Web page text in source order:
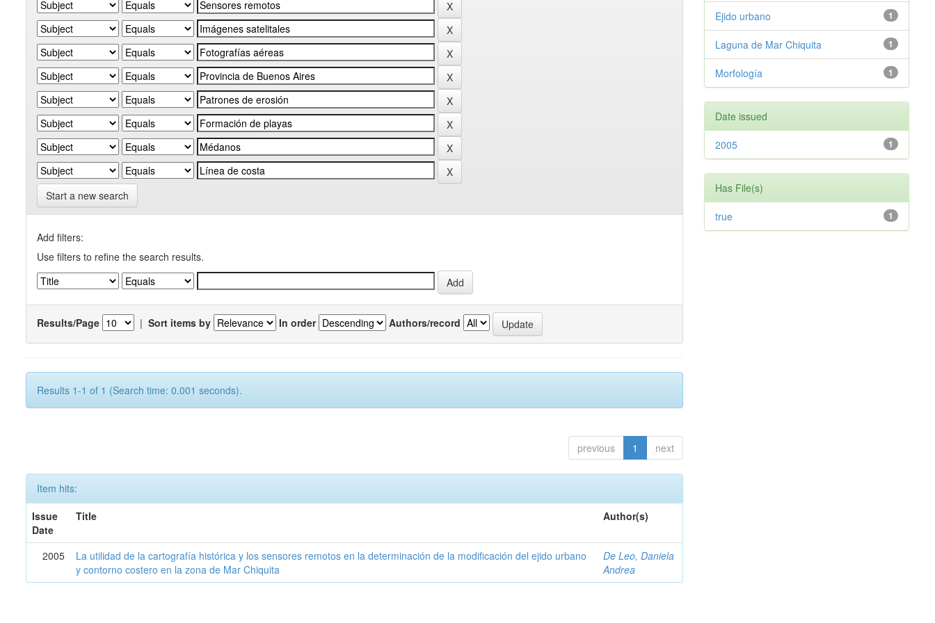
Start a new search
Add filters:
Use filters to refine the search results.
Results/Page | Sort items by In order Authors/record
Results 1-1 of 1 (Search time: 0.001 seconds).
previous 1 next
Item hits:
Issue
Date
Title Author(s)
2005
La utilidad de la cartografía histórica y los sensores remotos en la determinación de la modificación del ejido urbano
y contorno costero en la zona de Mar Chiquita
De Leo, Daniela
Andrea
1
Ejido urbano
1
Laguna de Mar Chiquita
1
Morfología
Date issued
1
2005
Has File(s)
1
true